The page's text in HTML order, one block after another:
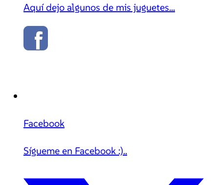
Aquí dejo algunos de mis juguetes...
Facebook
Sígueme en Facebook :)..